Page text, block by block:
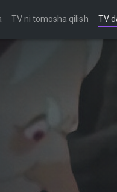
TV ni tomosha qilish TV